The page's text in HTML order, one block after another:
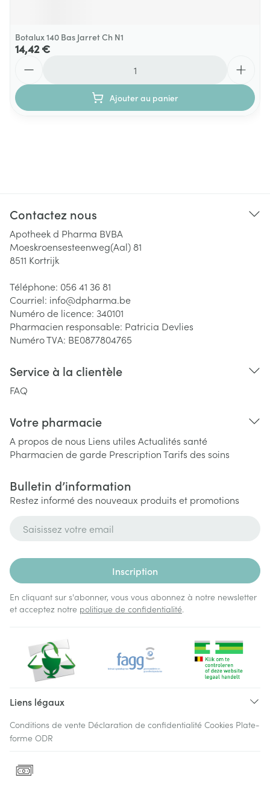
Botalux 140 Bas Jarret Ch N1
14,42 €
Ajouter au panier
Contactez nous
Apotheek d Pharma BVBA
Moeskroensesteenweg(Aal) 81
8511 Kortrijk
Téléphone: 056 41 36 81
Courriel: info@dpharma.be
Numéro de licence: 340101
Pharmacien responsable: Patricia Devlies
Numéro TVA: BE0877804765
Service à la clientèle
FAQ
Votre pharmacie
A propos de nous Liens utiles Actualités santé
Pharmacien de garde PrescriptionTarifs des soins
Bulletin d’information
Restez informé des nouveaux produits et promotions
Inscription
En cliquant sur s'abonner, vous vous abonnez à notre newsletter
et acceptez notre politique de confidentialité.
Liens légaux
Conditions de vente Déclaration de confidentialité Cookies Plate-
forme ODR